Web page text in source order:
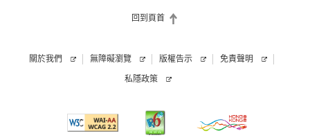
回到頁首
關於我們 無障礙瀏覽 版權告示 免責聲明
私隱政策